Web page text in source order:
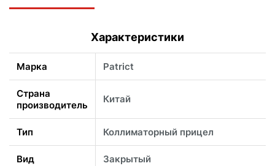
Характеристики
Марка Patrict
Страна
производитель
Китай
Тип Коллиматорный прицел
Вид Закрытый